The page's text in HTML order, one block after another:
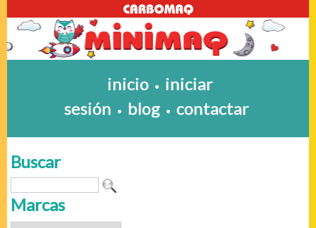
inicio • iniciar
sesión • blog • contactar
Buscar
Marcas